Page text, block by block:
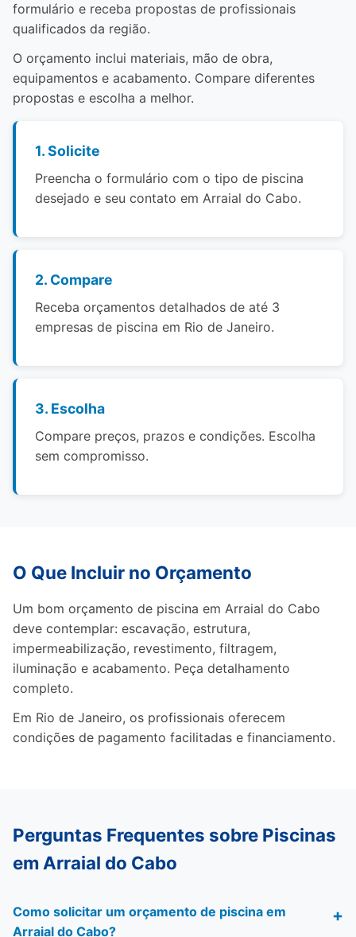
formulário e receba propostas de profissionais
qualificados da região.
O orçamento inclui materiais, mão de obra,
equipamentos e acabamento. Compare diferentes
propostas e escolha a melhor.
1. Solicite
Preencha o formulário com o tipo de piscina
desejado e seu contato em Arraial do Cabo.
2. Compare
Receba orçamentos detalhados de até 3
empresas de piscina em Rio de Janeiro.
3. Escolha
Compare preços, prazos e condições. Escolha
sem compromisso.
O Que Incluir no Orçamento
Um bom orçamento de piscina em Arraial do Cabo
deve contemplar: escavação, estrutura,
impermeabilização, revestimento, filtragem,
iluminação e acabamento. Peça detalhamento
completo.
Em Rio de Janeiro, os profissionais oferecem
condições de pagamento facilitadas e financiamento.
Perguntas Frequentes sobre Piscinas
em Arraial do Cabo
Como solicitar um orçamento de piscina em
Arraial do Cabo?